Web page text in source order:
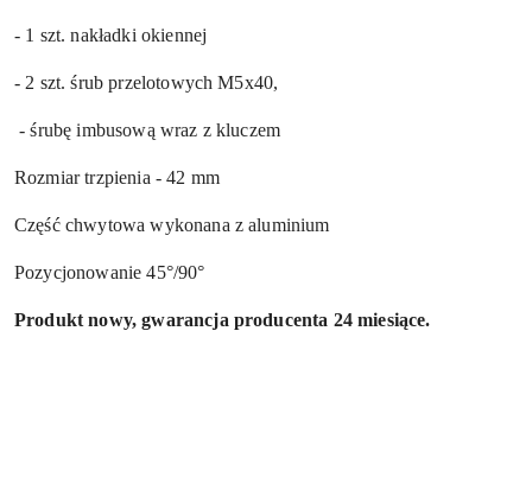
- 1 szt. nakładki okiennej
- 2 szt. śrub przelotowych M5x40,
- śrubę imbusową wraz z kluczem
Rozmiar trzpienia - 42 mm
Część chwytowa wykonana z aluminium
Pozycjonowanie 45°/90°
Produkt nowy, gwarancja producenta 24 miesiące.